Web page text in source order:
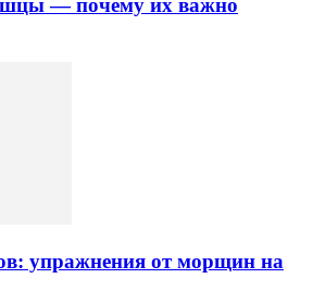
— почему их важно
упражнения от морщин на